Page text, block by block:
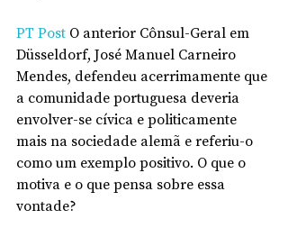
PT Post O anterior Cônsul-Geral em
Düsseldorf, José Manuel Carneiro
Mendes, defendeu acerrimamente que
a comunidade portuguesa deveria
envolver-se cívica e politicamente
mais na sociedade alemã e referiu-o
como um exemplo positivo. O que o
motiva e o que pensa sobre essa
vontade?